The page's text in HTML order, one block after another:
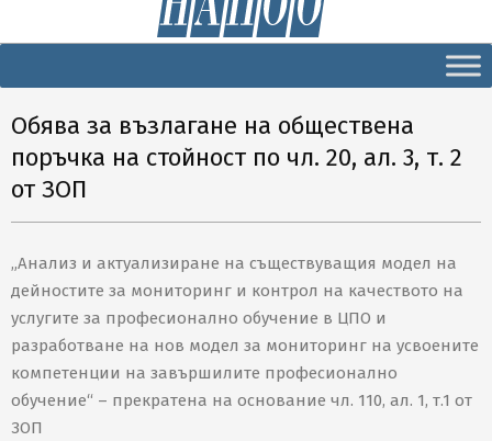
Navigation
Menu
Обява за възлагане на обществена
поръчка на стойност по чл. 20, ал. 3, т. 2
от ЗОП
„Анализ и актуализиране на съществуващия модел на
дейностите за мониторинг и контрол на качеството на
услугите за професионално обучение в ЦПО и
разработване на нов модел за мониторинг на усвоените
компетенции на завършилите професионално
обучение“ – прекратена на основание чл. 110, ал. 1, т.1 от
ЗОП